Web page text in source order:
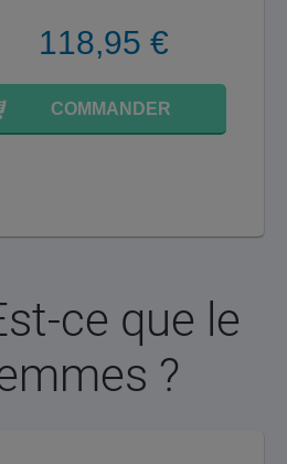
118,95 €
COMMANDER
ce que le
?